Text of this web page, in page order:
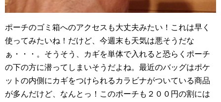
ポーチのゴミ箱へのアクセスも大丈夫みたい！これは早く
使ってみたいね！だけど、今週末も天気は悪そうだな
ぁ・・・。そうそう、カギを単体で入れると恐らくポーチ
の下の方に潜ってしまいそうだよね。最近のバッグはポケ
ットの内側にカギをつけられるカラビナがついている商品
が多んだけど、なんとっ！このポーチも２００円の割には